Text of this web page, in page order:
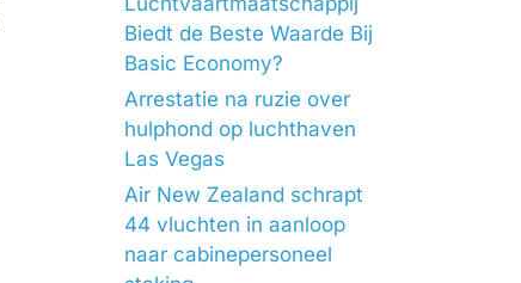
Biedt de Beste Waarde Bij
Basic Economy?
Arrestatie na ruzie over
hulphond op luchthaven
Las Vegas
Air New Zealand schrapt
44 vluchten in aanloop
naar cabinepersoneel